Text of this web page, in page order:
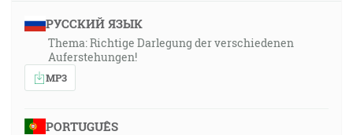
РУССКИЙ ЯЗЫК
Thema: Richtige Darlegung der verschiedenen
Auferstehungen!
MP3
PORTUGUÊS